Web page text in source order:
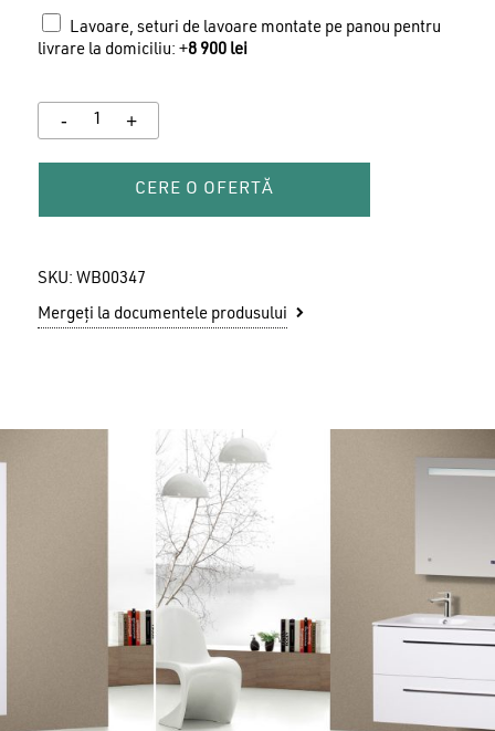
Lavoare, seturi de lavoare montate pe panou pentru
livrare la domiciliu: +8 900 lei
CERE O OFERTĂ
SKU: WB00347
Mergeți la documentele produsului